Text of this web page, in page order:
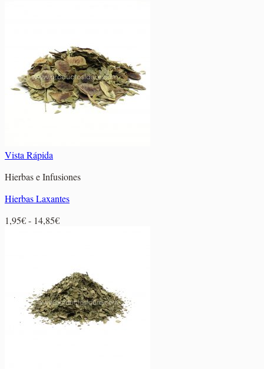
4,75€
hasta
28,00€
Vista Rápida
Hierbas e Infusiones
Hierbas Laxantes
1,95€- 14,85€Rango
1,95€
hasta
14,85€